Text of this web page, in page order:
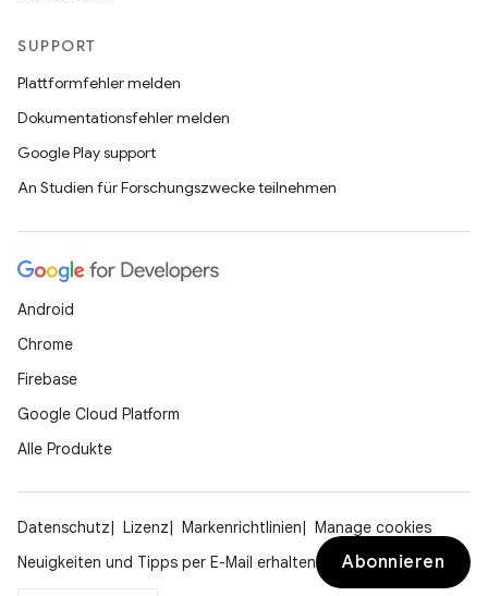
SUPPORT
Plattformfehler melden
Dokumentationsfehler melden
Google Play support
An Studien für Forschungszwecke teilnehmen
Android
Chrome
Firebase
Google Cloud Platform
Alle Produkte
Datenschutz Lizenz Markenrichtlinien
Manage cookies
Neuigkeiten und Tipps per E-Mail erhalten
Abonnieren